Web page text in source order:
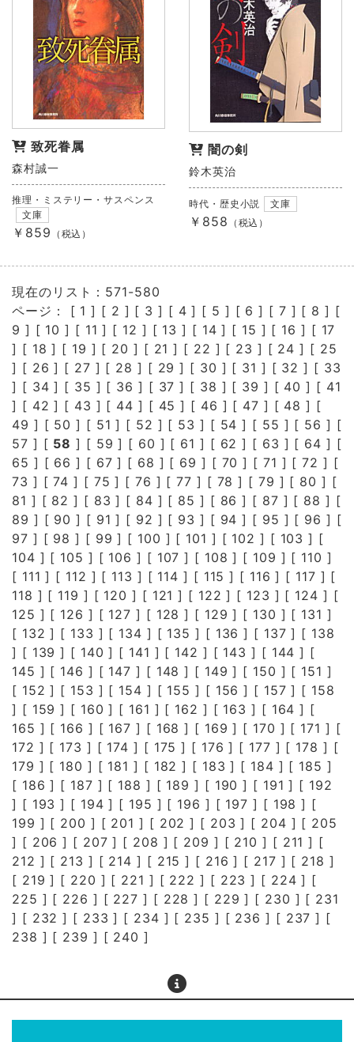
致死眷属
森村誠一
推理・ミステリー・サスペンス
文庫
￥859 （税込）
闇の剣
鈴木英治
時代・歴史小説 文庫
￥858 （税込）
現在のリスト：571-580
ページ： [ 1 ] [ 2 ] [ 3 ] [ 4 ] [ 5 ] [ 6 ] [ 7 ] [ 8 ] [
9 ] [ 10 ] [ 11 ] [ 12 ] [ 13 ] [ 14 ] [ 15 ] [ 16 ] [ 17
] [ 18 ] [ 19 ] [ 20 ] [ 21 ] [ 22 ] [ 23 ] [ 24 ] [ 25
] [ 26 ] [ 27 ] [ 28 ] [ 29 ] [ 30 ] [ 31 ] [ 32 ] [ 33
] [ 34 ] [ 35 ] [ 36 ] [ 37 ] [ 38 ] [ 39 ] [ 40 ] [ 41
] [ 42 ] [ 43 ] [ 44 ] [ 45 ] [ 46 ] [ 47 ] [ 48 ] [
49 ] [ 50 ] [ 51 ] [ 52 ] [ 53 ] [ 54 ] [ 55 ] [ 56 ] [
57 ] [ 58 ] [ 59 ] [ 60 ] [ 61 ] [ 62 ] [ 63 ] [ 64 ] [
65 ] [ 66 ] [ 67 ] [ 68 ] [ 69 ] [ 70 ] [ 71 ] [72 ] [
73 ] [74 ] [ 75 ] [ 76 ] [77 ] [ 78 ] [ 79 ] [ 80 ] [
81 ] [ 82 ] [ 83 ] [ 84 ] [ 85 ] [ 86 ] [ 87 ] [ 88 ] [
89 ] [ 90 ] [ 91 ] [ 92 ] [ 93 ] [ 94 ] [ 95 ] [ 96 ] [
97 ] [ 98 ] [ 99 ] [ 100 ] [ 101 ] [ 102 ] [ 103 ] [
104 ] [ 105 ] [ 106 ] [ 107 ] [ 108 ] [ 109 ] [ 110 ]
[ 111 ] [ 112 ] [ 113 ] [ 114 ] [ 115 ] [ 116 ] [ 117 ] [
118 ] [ 119 ] [ 120 ] [ 121 ] [ 122 ] [ 123 ] [ 124 ] [
125 ] [ 126 ] [ 127 ] [ 128 ] [ 129 ] [ 130 ] [ 131 ]
[ 132 ] [ 133 ] [ 134 ] [ 135 ] [ 136 ] [ 137 ] [ 138
] [ 139 ] [ 140 ] [ 141 ] [ 142 ] [ 143 ] [ 144 ] [
145 ] [ 146 ] [ 147 ] [ 148 ] [ 149 ] [ 150 ] [ 151 ]
[ 152 ] [ 153 ] [ 154 ] [ 155 ] [ 156 ] [ 157 ] [ 158
] [ 159 ] [ 160 ] [ 161 ] [ 162 ] [ 163 ] [ 164 ] [
165 ] [ 166 ] [ 167 ] [ 168 ] [ 169 ] [ 170 ] [ 171 ] [
172 ] [ 173 ] [ 174 ] [ 175 ] [ 176 ] [ 177 ] [ 178 ] [
179 ] [ 180 ] [ 181 ] [ 182 ] [ 183 ] [ 184 ] [ 185 ]
[ 186 ] [ 187 ] [ 188 ] [ 189 ] [ 190 ] [ 191 ] [ 192
] [ 193 ] [ 194 ] [ 195 ] [ 196 ] [ 197 ] [ 198 ] [
199 ] [ 200 ] [ 201 ] [ 202 ] [ 203 ] [ 204 ] [ 205
] [ 206 ] [ 207 ] [ 208 ] [ 209 ] [ 210 ] [ 211 ] [
212 ] [ 213 ] [ 214 ] [ 215 ] [ 216 ] [ 217 ] [ 218 ]
[ 219 ] [ 220 ] [ 221 ] [ 222 ] [ 223 ] [ 224 ] [
225 ] [ 226 ] [ 227 ] [ 228 ] [ 229 ] [ 230 ] [ 231
] [ 232 ] [ 233 ] [ 234 ] [ 235 ] [ 236 ] [ 237 ] [
238 ] [ 239 ] [ 240 ]